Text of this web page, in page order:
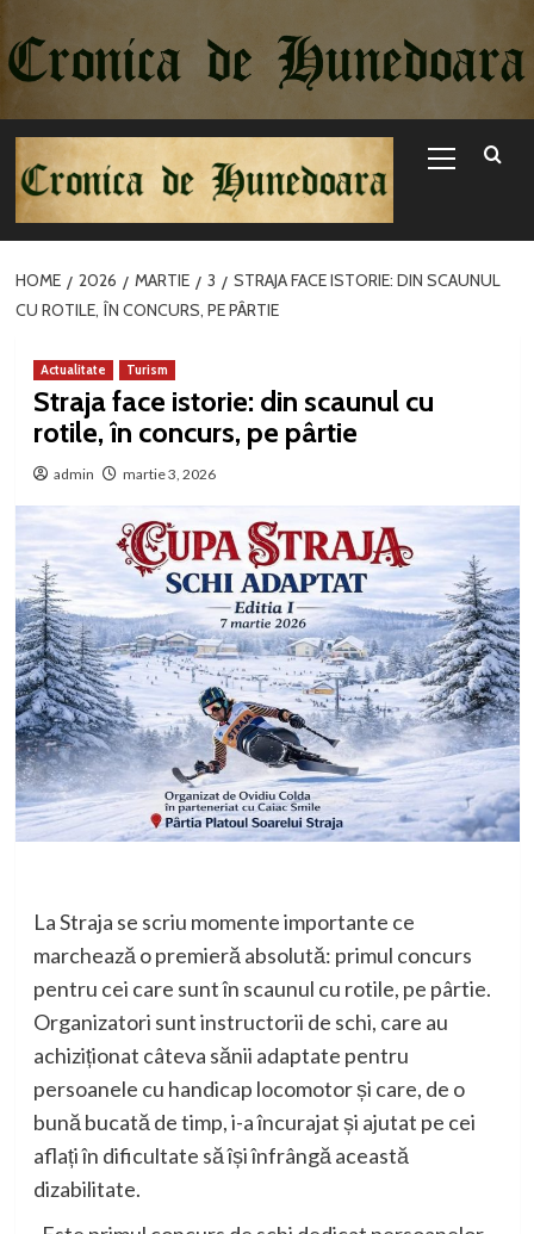
la
conținut
Menu
HOME 2026 MARTIE 3
STRAJA FACE ISTORIE: DIN SCAUNUL
CU ROTILE, ÎN CONCURS, PE PÂRTIE
Actualitate Turism
Straja face istorie: din scaunul cu
rotile, în concurs, pe pârtie
admin martie 3, 2026
La Straja se scriu momente importante ce
marchează o premieră absolută: primul concurs
pentru cei care sunt în scaunul cu rotile, pe pârtie.
Organizatori sunt instructorii de schi, care au
achiziționat câteva sănii adaptate pentru
persoanele cu handicap locomotor și care, de o
bună bucată de timp, i-a încurajat și ajutat pe cei
aflați în dificultate să își înfrângă această
dizabilitate.